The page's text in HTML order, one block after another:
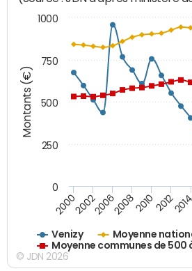
Montants (€)
Venizy
Moyenne
Moyenne communes de
2000200220062008201020122014
0
250
500
750
1000
© JDN 2026